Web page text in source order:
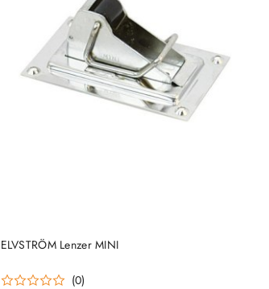
ELVSTRÖM Lenzer MINI
(0)
DO KOSZYKA